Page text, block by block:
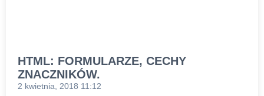
HTML: FORMULARZE, CECHY
ZNACZNIKÓW.
2 kwietnia, 2018 11:12